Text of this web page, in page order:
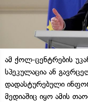
ამ ქოლ-ცენტრების
სპეკულაცია ან
დადასტურებული
მედიაშიც იყო ამის